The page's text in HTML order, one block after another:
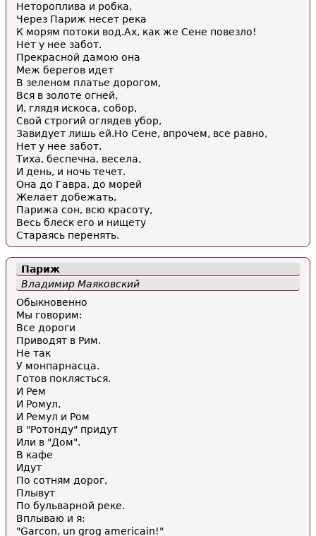
Нетороплива и робка,
Через Париж несет река
К морям потоки вод.Ах, как же Сене повезло!
Нет у нее забот.
Прекрасной дамою она
Меж берегов идет
В зеленом платье дорогом,
Вся в золоте огней,
И, глядя искоса, собор,
Свой строгий оглядев убор,
Завидует лишь ей.Но Сене, впрочем, все равно,
Нет у нее забот.
Тиха, беспечна, весела,
И день, и ночь течет.
Она до Гавра, до морей
Желает добежать,
Парижа сон, всю красоту,
Весь блеск его и нищету
Стараясь перенять.
Париж
Владимир Маяковский
Обыкновенно
Мы говорим:
Все дороги
Приводят в Рим.
Не так
У монпарнасца.
Готов поклясться.
И Рем
И Ромул,
И Ремул и Ром
В "Ротонду" придут
Или в "Дом".
В кафе
Идут
По сотням дорог,
Плывут
По бульварной реке.
Вплываю и я:
"Garcon, un grog americain!"